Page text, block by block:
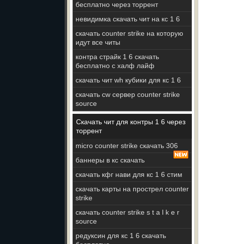
бесплатно через торрент
невидимка скачать чит на кс 1 6
скачать counter strike на которую
идут все читы
контра страйк 1 6 скачать
бесплатно с халф лайф
скачать чит wh кубики для кс 1 6
скачать cw сервер counter strike
source
Скачать чит для контры 1 6 через
торрент
micro counter strike скачать 306
баннеры в кс скачать
скачать кфг нави для кс 1 6 стим
скачать карты на прострел counter
strike
скачать counter strike s t a l k e r
source
редуксин для кс 1 6 скачать